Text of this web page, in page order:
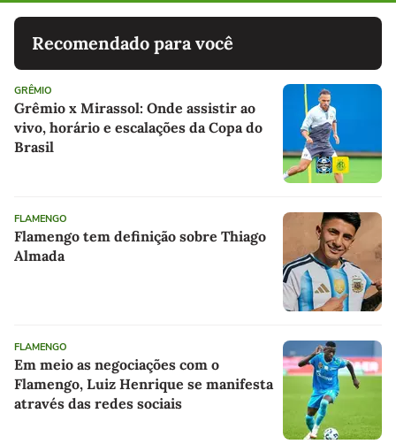
Recomendado para você
GRÊMIO
Grêmio x Mirassol: Onde assistir ao
vivo, horário e escalações da Copa do
Brasil
FLAMENGO
Flamengo tem definição sobre Thiago
Almada
FLAMENGO
Em meio as negociações com o
Flamengo, Luiz Henrique se manifesta
através das redes sociais